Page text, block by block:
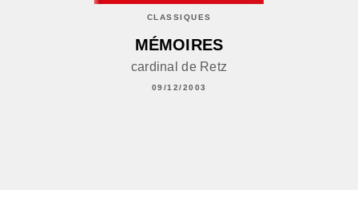
CLASSIQUES
MÉMOIRES
cardinal de Retz
09/12/2003